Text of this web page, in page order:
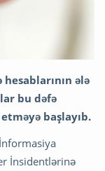
ələ
bu dəfə
başlayıb.
İnsidentlərinə